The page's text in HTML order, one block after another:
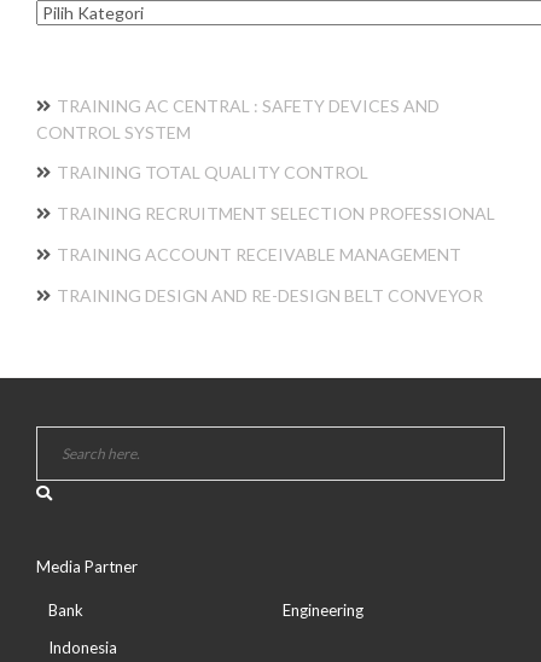
Kategori
TRAINING AC CENTRAL : SAFETY DEVICES AND
CONTROL SYSTEM
TRAINING TOTAL QUALITY CONTROL
TRAINING RECRUITMENT SELECTION PROFESSIONAL
TRAINING ACCOUNT RECEIVABLE MANAGEMENT
TRAINING DESIGN AND RE-DESIGN BELT CONVEYOR
Media Partner
Bank
Indonesia
Engineering